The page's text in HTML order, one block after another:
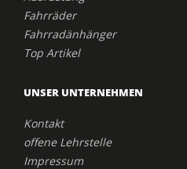
Fahrräder
Fahrradänhänger
Top Artikel
UNSER UNTERNEHMEN
Kontakt
offene Lehrstelle
Impressum